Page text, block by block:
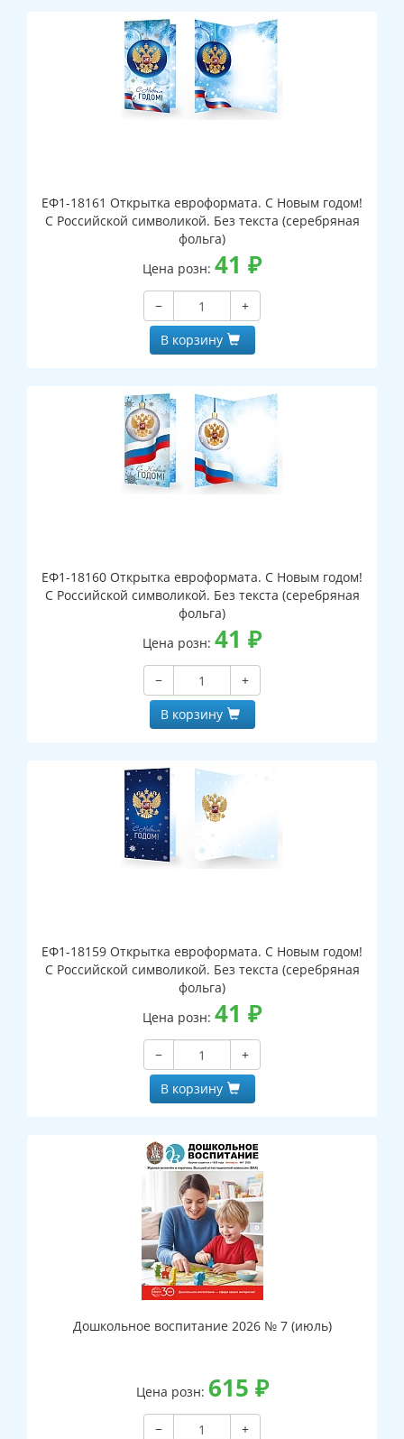
ЕФ1-18161 Открытка евроформата. С Новым годом!
С Российской символикой. Без текста (серебряная
фольга)
Цена розн: 41 ₽
−
+
В корзину
ЕФ1-18160 Открытка евроформата. С Новым годом!
С Российской символикой. Без текста (серебряная
фольга)
Цена розн: 41 ₽
−
+
В корзину
ЕФ1-18159 Открытка евроформата. С Новым годом!
С Российской символикой. Без текста (серебряная
фольга)
Цена розн: 41 ₽
−
+
В корзину
Дошкольное воспитание 2026 № 7 (июль)
Цена розн: 615 ₽
−
+